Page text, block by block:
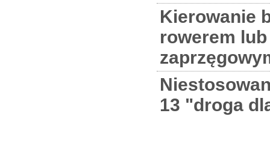
Kierowanie
rowerem
13 "droga